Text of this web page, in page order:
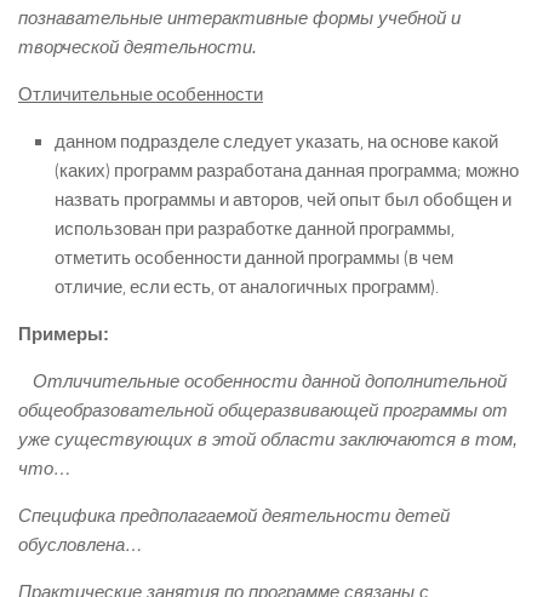
познавательные интерактивные формы учебной и
творческой деятельности.
Отличительные особенности
данном подразделе следует указать, на основе какой
(каких) программ разработана данная программа; можно
назвать программы и авторов, чей опыт был обобщен и
использован при разработке данной программы,
отметить особенности данной программы (в чем
отличие, если есть, от аналогичных программ).
Примеры:
Отличительные особенности данной дополнительной
общеобразовательной общеразвивающей программы от
уже существующих в этой области заключаются в том,
что…
Специфика предполагаемой деятельности детей
обусловлена…
Практические занятия по программе связаны с